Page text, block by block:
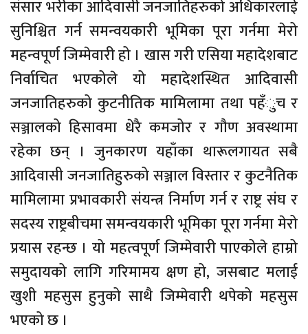
संसार भरीका आदिवासी जनजातिहरुको अधिकारलाई
सुनिश्चित गर्न समन्वयकारी भूमिका पूरा गर्नमा मेरो
महन्वपूर्ण जिम्मेवारी हो । खास गरी एसिया महादेशबाट
निर्वाचित भएकोले यो महादेशस्थित आदिवासी
जनजातिहरुको कुटनीतिक मामिलामा तथा पहँुच र
सञ्जालको हिसावमा धेरै कमजोर र गौण अवस्थामा
रहेका छन् । जुनकारण यहाँका थारूलगायत सबै
आदिवासी जनजातिहुरुको सञ्जाल विस्तार र कुटनैतिक
मामिलामा प्रभावकारी संयन्त्र निर्माण गर्न र राष्ट्र संघ र
सदस्य राष्ट्रबीचमा समन्वयकारी भूमिका पूरा गर्नमा मेरो
प्रयास रहन्छ । यो महत्वपूर्ण जिम्मेवारी पाएकोले हाम्रो
समुदायको लागि गरिमामय क्षण हो, जसबाट मलाई
खुशी महसुस हुनुको साथै जिम्मेवारी थपेको महसुस
भएको छ ।